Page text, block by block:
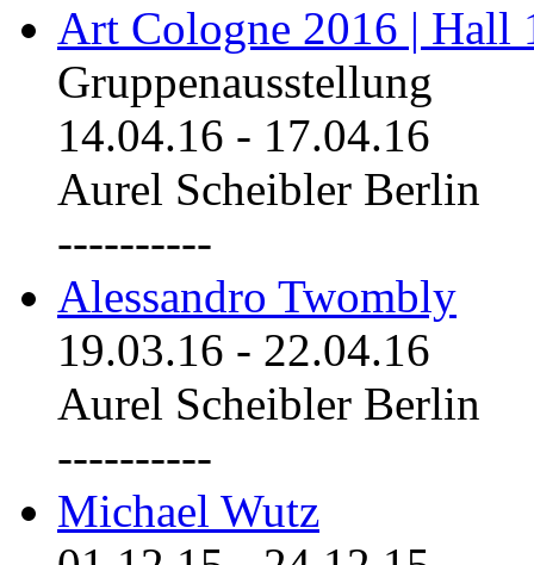
Art Cologne 2016 | Hall
Gruppenausstellung
14.04.16 - 17.04.16
Aurel Scheibler Berlin
----------
Alessandro Twombly
19.03.16 - 22.04.16
Aurel Scheibler Berlin
----------
Michael Wutz